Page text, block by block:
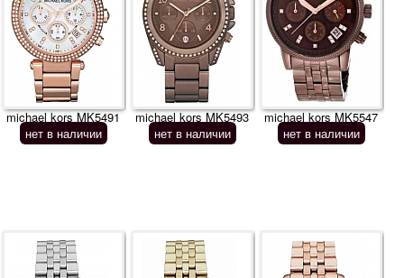
michael kors MK5491
нет в наличии
michael kors MK5493
нет в наличии
michael kors MK5547
нет в наличии